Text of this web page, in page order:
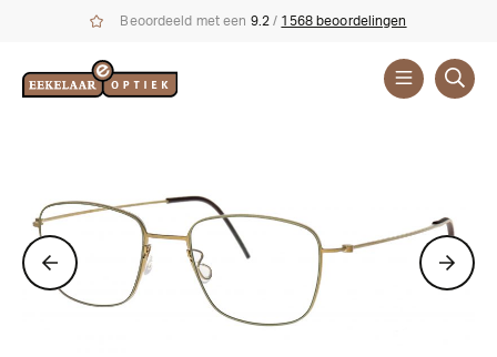
Beoordeeld met een 9.2 / 1568 beoordelingen